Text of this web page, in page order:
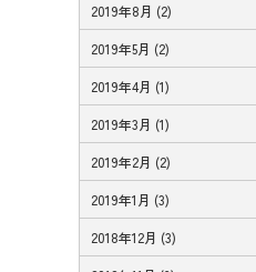
2019年8月 (2)
2019年5月 (2)
2019年4月 (1)
2019年3月 (1)
2019年2月 (2)
2019年1月 (3)
2018年12月 (3)